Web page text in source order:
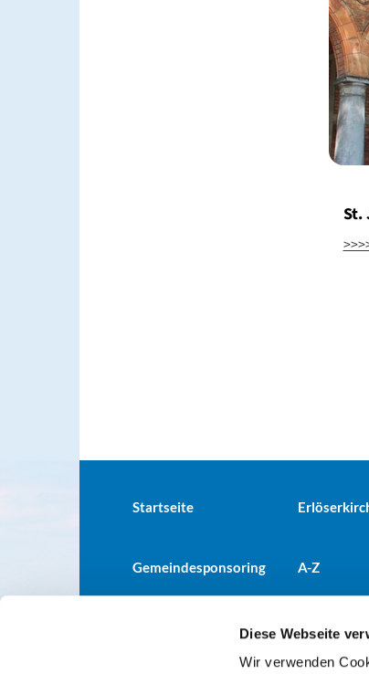
Diese Webseite
Wir verwenden
St.
Startseite
Gemeindesponsoring A-Z
Evangelische